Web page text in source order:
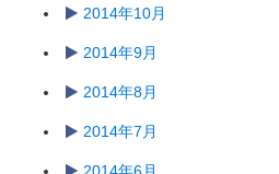
2014年10月
2014年9月
2014年8月
2014年7月